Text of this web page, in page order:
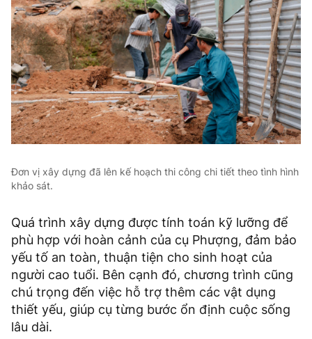
Đơn vị xây dựng đã lên kế hoạch thi công chi tiết theo tình hình
khảo sát.
Quá trình xây dựng được tính toán kỹ lưỡng để
phù hợp với hoàn cảnh của cụ Phượng, đảm bảo
yếu tố an toàn, thuận tiện cho sinh hoạt của
người cao tuổi. Bên cạnh đó, chương trình cũng
chú trọng đến việc hỗ trợ thêm các vật dụng
thiết yếu, giúp cụ từng bước ổn định cuộc sống
lâu dài.